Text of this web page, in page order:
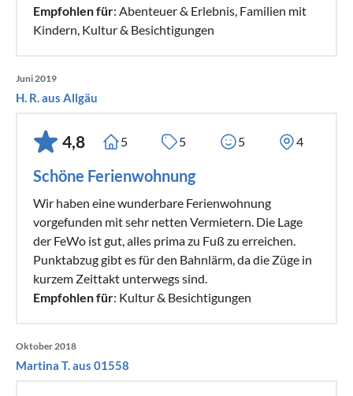
Empfohlen für: Abenteuer & Erlebnis, Familien mit
Kindern, Kultur & Besichtigungen
Juni 2019
H. R. aus Allgäu
4,8 5 5 5 4
Schöne Ferienwohnung
Wir haben eine wunderbare Ferienwohnung
vorgefunden mit sehr netten Vermietern. Die Lage
der FeWo ist gut, alles prima zu Fuß zu erreichen.
Punktabzug gibt es für den Bahnlärm, da die Züge in
kurzem Zeittakt unterwegs sind.
Empfohlen für: Kultur & Besichtigungen
Oktober 2018
Martina T. aus 01558